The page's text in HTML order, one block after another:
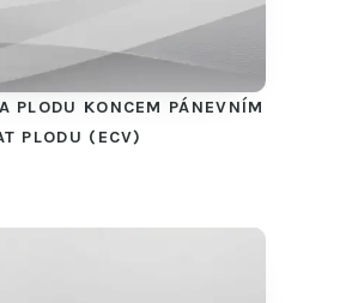
PLODU KONCEM PÁNEVNÍM
PLODU (ECV)